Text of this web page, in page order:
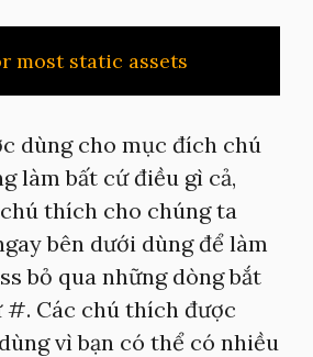
most static assets
dùng cho mục đích chú
làm bất cứ điều gì cả,
thích cho chúng ta
bên dưới dùng để làm
bỏ qua những dòng bắt
#. Các chú thích được
vì bạn có thể có nhiều